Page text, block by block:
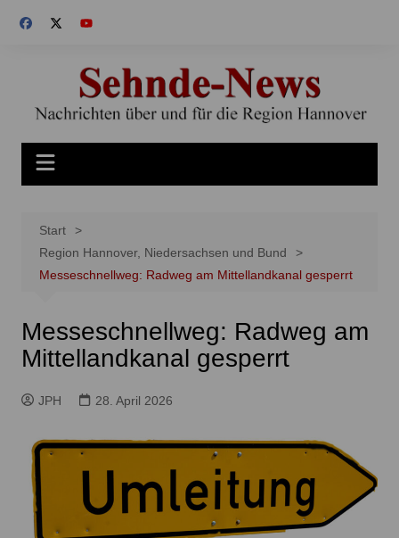
Inhalt
Start
Region Hannover, Niedersachsen und Bund
Messeschnellweg: Radweg am Mittellandkanal gesperrt
Messeschnellweg: Radweg am
Mittellandkanal gesperrt
JPH 28. April 2026